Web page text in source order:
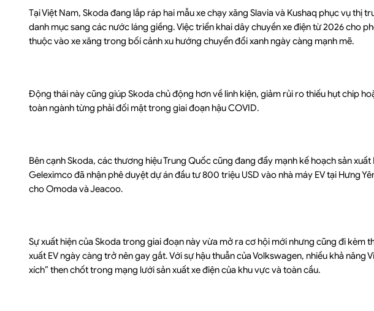
Tại Việt Nam, Skoda đang lắp ráp hai mẫu xe chạy xăng Slavia và Kushaq phục vụ thị
danh mục sang các nước láng giềng. Việc triển khai dây chuyền xe điện từ 2026 cho
thuộc vào xe xăng trong bối cảnh xu hướng chuyển đổi xanh ngày càng mạnh mẽ.
Động thái này cũng giúp Skoda chủ động hơn về linh kiện, giảm rủi ro thiếu hụt chip
toàn ngành từng phải đối mặt trong giai đoạn hậu COVID.
Bên cạnh Skoda, các thương hiệu Trung Quốc cũng đang đẩy mạnh kế hoạch sản
Geleximco đã nhận phê duyệt dự án đầu tư 800 triệu USD vào nhà máy EV tại Hưng
cho Omoda và Jeacoo.
Sự xuất hiện của Skoda trong giai đoạn này vừa mở ra cơ hội mới nhưng cũng đi kèm
xuất EV ngày càng trở nên gay gắt. Với sự hậu thuẫn của Volkswagen, nhiều khả năng
xích” then chốt trong mạng lưới sản xuất xe điện của khu vực và toàn cầu.